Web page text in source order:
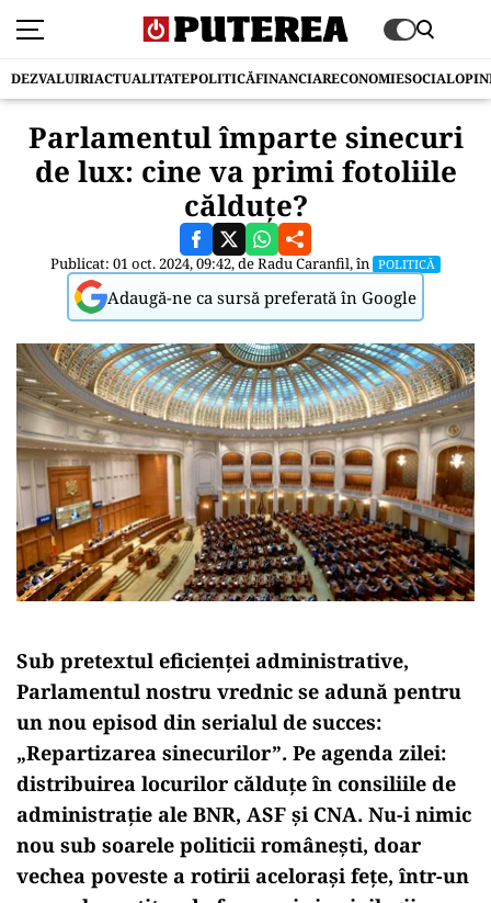
DEZVALUIRIACTUALITATEPOLITICĂFINANCIARECONOMIESOCIAL
Parlamentul împarte sinecuri
de lux: cine va primi fotoliile
călduțe?
Publicat: 01 oct. 2024, 09:42, deRadu Caranfil, în POLITICĂ
Adaugă-ne ca sursă preferată în Google
Sub pretextul eficienței administrative,
Parlamentul nostru vrednic se adună pentru
un nou episod din serialul de succes:
„Repartizarea sinecurilor”. Pe agenda zilei:
distribuirea locurilor călduțe în consiliile de
administrație ale BNR, ASF și CNA. Nu-i nimic
nou sub soarele politicii românești, doar
vechea poveste a rotirii acelorași fețe, într-un